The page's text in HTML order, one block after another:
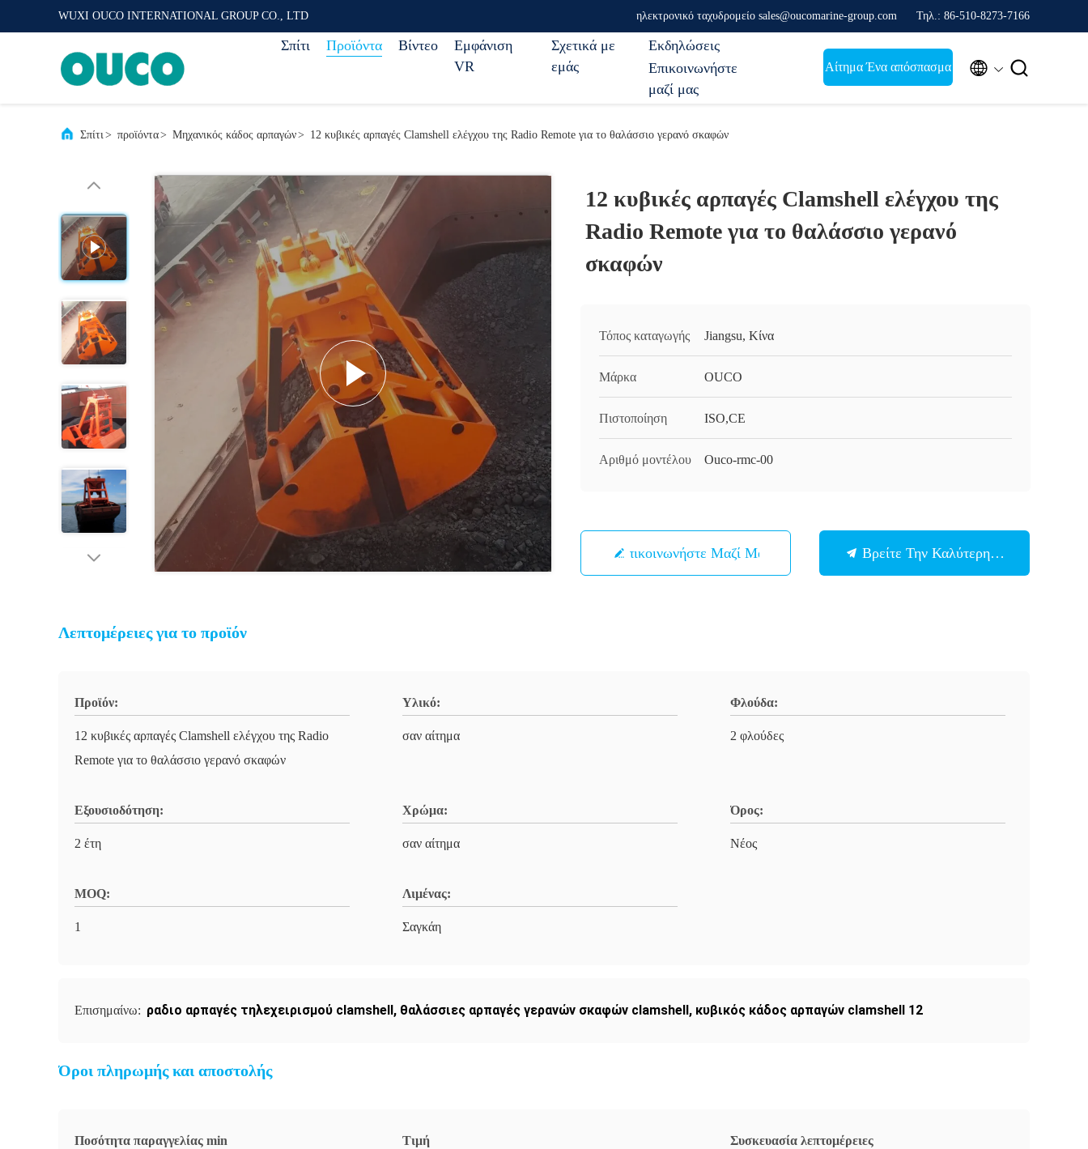
WUXI OUCO INTERNATIONAL GROUP CO., LTD ηλεκτρονικό ταχυδρομείο sales@oucomarine-group.com Τηλ.: 86-510-8273-7166
Σπίτι Προϊόντα Βίντεο
Εμφάνιση
VR
Σχετικά με
εμάς
Εκδηλώσεις
Επικοινωνήστε
μαζί μας
Αίτημα Ένα απόσπασμα  
Σπίτι> προϊόντα> Μηχανικός κάδος αρπαγών> 12 κυβικές αρπαγές Clamshell ελέγχου της Radio Remote για το θαλάσσιο γερανό σκαφών
12 κυβικές αρπαγές Clamshell ελέγχου της
Radio Remote για το θαλάσσιο γερανό
σκαφών
Τόπος καταγωγής Jiangsu, Κίνα
Μάρκα OUCO
Πιστοποίηση ISO,CE
Αριθμό μοντέλου Ouco-rmc-00
Επικοινωνήστε Μαζί Μας Βρείτε Την Καλύτερη Τιμή
Λεπτομέρειες για το προϊόν
Προϊόν:
12 κυβικές αρπαγές Clamshell ελέγχου της Radio
Remote για το θαλάσσιο γερανό σκαφών
Υλικό:
σαν αίτημα
Φλούδα:
2 φλούδες
Εξουσιοδότηση:
2 έτη
Χρώμα:
σαν αίτημα
Όρος:
Νέος
MOQ:
1
Λιμένας:
Σαγκάη
Επισημαίνω: ραδιο αρπαγές τηλεχειρισμού clamshell, θαλάσσιες αρπαγές γερανών σκαφών clamshell, κυβικός κάδος αρπαγών clamshell 12
Όροι πληρωμής και αποστολής
Ποσότητα παραγγελίας min Τιμή Συσκευασία λεπτομέρειες